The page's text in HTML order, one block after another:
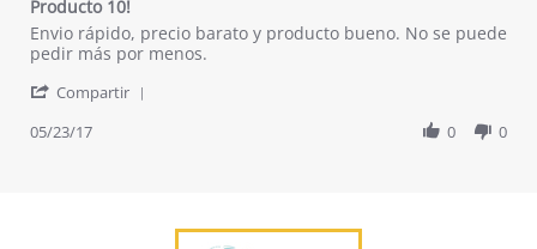
Producto 10!
Review
by
J.
23
review
stating
10!
Envio rápido, precio barato y producto bueno. No se puede
pedir más por menos.
Compartir
05/23/17 0 0